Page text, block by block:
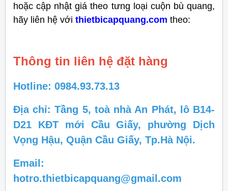
hoặc cập nhật giá theo tưng loại cuộn bù quang,
hãy liên hệ với thietbicapquang.com theo:
Thông tin liên hệ đặt hàng
Hotline: 0984.93.73.13
Địa chỉ: Tầng 5, toà nhà An Phát, lô B14-
D21 KĐT mới Cầu Giấy, phường Dịch
Vọng Hậu, Quận Cầu Giấy, Tp.Hà Nội.
Email:
hotro.thietbicapquang@gmail.com